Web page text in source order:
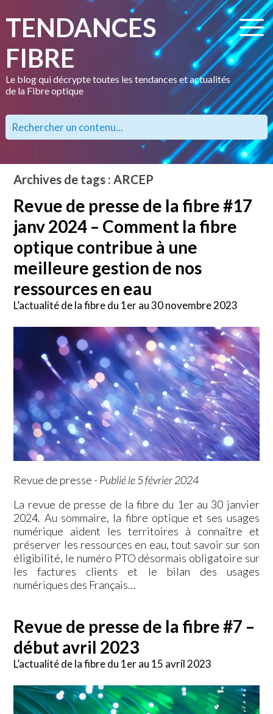
TENDANCES
FIBRE
Le blog qui décrypte toutes les tendances et actualités
de la Fibre optique
Archives de tags : ARCEP
Revue de presse de la fibre #17
janv 2024 – Comment la fibre
optique contribue à une
meilleure gestion de nos
ressources en eau
L’actualité de la fibre du 1er au 30 novembre 2023
Revue de presse - Publié le 5 février 2024
La revue de presse de la fibre du 1er au 30 janvier
2024. Au sommaire, la fibre optique et ses usages
numérique aident les territoires à connaître et
préserver les ressources en eau, tout savoir sur son
éligibilité, le numéro PTO désormais obligatoire sur
les factures clients et le bilan des usages
numériques des Français…
Revue de presse de la fibre #7 –
début avril 2023
L’actualité de la fibre du 1er au 15 avril 2023